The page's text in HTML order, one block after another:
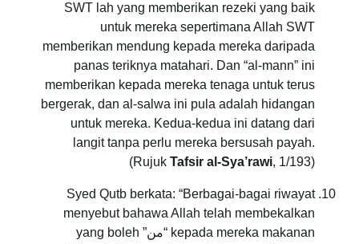
SWT lah yang memberikan rezeki yang baik
untuk mereka sepertimana Allah SWT
memberikan mendung kepada mereka daripada
panas teriknya matahari. Dan “al-mann” ini
memberikan kepada mereka tenaga untuk terus
bergerak, dan al-salwa ini pula adalah hidangan
untuk mereka. Kedua-kedua ini datang dari
langit tanpa perlu mereka bersusah payah.
(Rujuk Tafsir al-Sya’rawi, 1/193)
Syed Qutb berkata: “Berbagai-bagai riwayat
menyebut bahawa Allah telah membekalkan
kepada mereka makanan “من” yang boleh